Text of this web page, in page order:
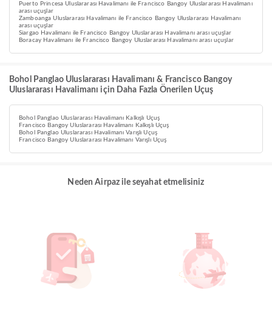
Puerto Princesa Uluslararası Havalimanı ile Francisco Bangoy Uluslararası Havalimanı
arası uçuşlar
Zamboanga Uluslararası Havalimanı ile Francisco Bangoy Uluslararası Havalimanı
arası uçuşlar
Siargao Havalimanı ile Francisco Bangoy Uluslararası Havalimanı arası uçuşlar
Boracay Havalimanı ile Francisco Bangoy Uluslararası Havalimanı arası uçuşlar
Bohol Panglao Uluslararası Havalimanı & Francisco Bangoy
Uluslararası Havalimanı için Daha Fazla Önerilen Uçuş
Bohol Panglao Uluslararası Havalimanı Kalkışlı Uçuş
Francisco Bangoy Uluslararası Havalimanı Kalkışlı Uçuş
Bohol Panglao Uluslararası Havalimanı Varışlı Uçuş
Francisco Bangoy Uluslararası Havalimanı Varışlı Uçuş
Neden Airpaz ile seyahat etmelisiniz